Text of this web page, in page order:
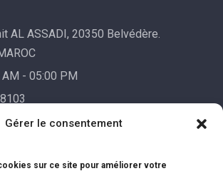
Gérer le consentement
sur ce site pour améliorer votre
AL ASSADI, 20350 Belvédère.
- 05:00 PM